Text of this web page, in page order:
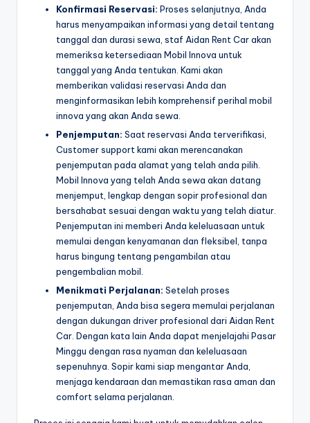
Konfirmasi Reservasi: Proses selanjutnya, Anda
harus menyampaikan informasi yang detail tentang
tanggal dan durasi sewa, staf Aidan Rent Car akan
memeriksa ketersediaan Mobil Innova untuk
tanggal yang Anda tentukan. Kami akan
memberikan validasi reservasi Anda dan
menginformasikan lebih komprehensif perihal mobil
innova yang akan Anda sewa.
Penjemputan: Saat reservasi Anda terverifikasi,
Customer support kami akan merencanakan
penjemputan pada alamat yang telah anda pilih.
Mobil Innova yang telah Anda sewa akan datang
menjemput, lengkap dengan sopir profesional dan
bersahabat sesuai dengan waktu yang telah diatur.
Penjemputan ini memberi Anda keleluasaan untuk
memulai dengan kenyamanan dan fleksibel, tanpa
harus bingung tentang pengambilan atau
pengembalian mobil.
Menikmati Perjalanan: Setelah proses
penjemputan, Anda bisa segera memulai perjalanan
dengan dukungan driver profesional dari Aidan Rent
Car. Dengan kata lain Anda dapat menjelajahi Pasar
Minggu dengan rasa nyaman dan keleluasaan
sepenuhnya. Sopir kami siap mengantar Anda,
menjaga kendaraan dan memastikan rasa aman dan
comfort selama perjalanan.